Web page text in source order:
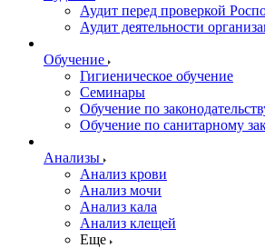
Аудит перед проверкой
Аудит деятельности
Обучение
Гигиеническое обучение
Семинары
Обучение по
Обучение по санитарному
Анализы
Анализ крови
Анализ мочи
Анализ кала
Анализ клещей
Еще